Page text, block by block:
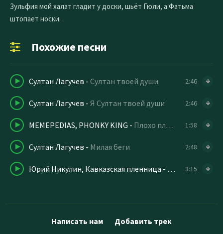
Зульфия мой халат гладит у доски, шьёт Гюли, а Фатьма
штопает носки.
Похожие песни
Султан Лагучев - Султан твоей души 2:46
Султан Лагучев - Я Султан твоей души 2:46
MEMEPEDIAS, PHONKY KING - Плохо плохо, неважно (Дела у меня очень плохие) 1:58
Султан Лагучев - Милая беги 2:48
Юрий Никулин, Кавказская пленница - Если б я был
3:15
Написать нам Добавить трек